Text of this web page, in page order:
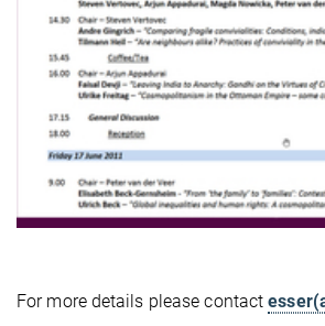
For more details please contact